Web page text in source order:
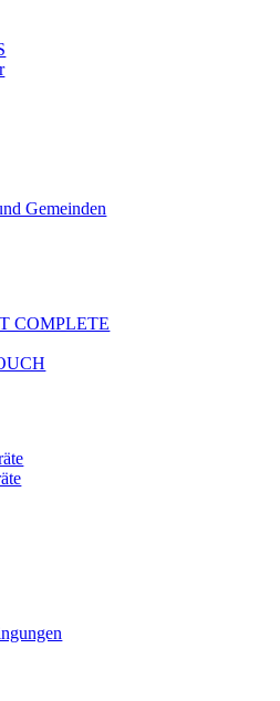
Gemeinden
COMPLETE